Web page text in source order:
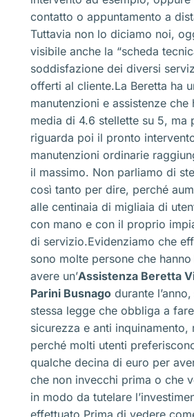
contatto o appuntamento a
Tuttavia non lo diciamo noi,
visibile anche la “scheda
soddisfazione dei diversi
offerti al cliente.La Beretta ha
manutenzioni e assistenze che
media di 4.6 stellette su 5, ma
riguarda poi il pronto
manutenzioni ordinarie
il massimo. Non parliamo di
così tanto per dire, perché
alle centinaia di migliaia di
con mano e con il proprio
di servizio.Evidenziamo che
sono molte persone che
avere un’Assistenza Beretta
Parini Busnago durante
stessa legge che obbliga a
sicurezza e anti inquinamento,
perché molti utenti
qualche decina di euro per
che non invecchi prima o che
in modo da tutelare